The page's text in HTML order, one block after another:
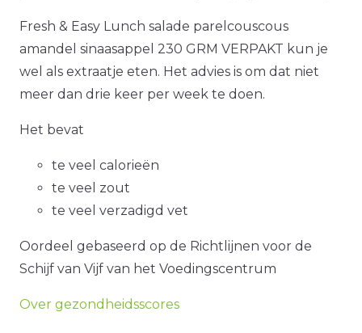
Fresh & Easy Lunch salade parelcouscous
amandel sinaasappel 230 GRM VERPAKT kun je
wel als extraatje eten. Het advies is om dat niet
meer dan drie keer per week te doen.
Het bevat
te veel calorieën
te veel zout
te veel verzadigd vet
Oordeel gebaseerd op de Richtlijnen voor de
Schijf van Vijf van het Voedingscentrum
Over gezondheidsscores